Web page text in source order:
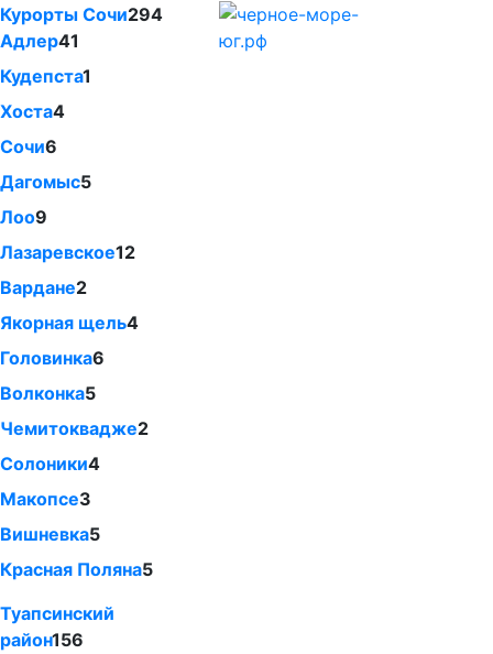
Курорты Сочи294
Адлер41
Кудепста1
Хоста4
Сочи6
Дагомыс5
Лоо9
Лазаревское12
Вардане2
Якорная щель4
Головинка6
Волконка5
Чемитоквадже2
Солоники4
Макопсе3
Вишневка5
Красная Поляна5
Туапсинский
район156